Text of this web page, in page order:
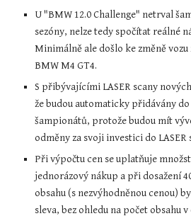
U "BMW 12.0 Challenge" netrval
sezóny, nelze tedy spočítat reálné
Minimálně ale došlo ke změně vozu
BMW M4 GT4.
S přibývajícími LASER scany
že budou automaticky přidávány
šampionátů, protože budou mít
odměny za svoji investici do LASER
Při výpočtu cen se uplatňuje
jednorázový nákup a při dosažení
obsahu (s nezvýhodněnou cenou)
sleva, bez ohledu na počet obsahu